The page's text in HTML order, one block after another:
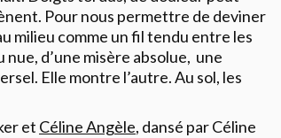
Pour nous permettre de deviner
milieu comme un fil tendu entre les
nue, d’une misère absolue, une
Elle montre l’autre. Au sol, les
et Céline Angèle, dansé par Céline